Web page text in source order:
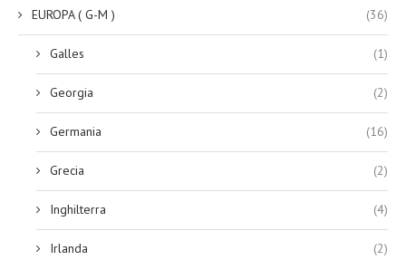
EUROPA ( G-M ) (36)
Galles (1)
Georgia (2)
Germania (16)
Grecia (2)
Inghilterra (4)
Irlanda (2)